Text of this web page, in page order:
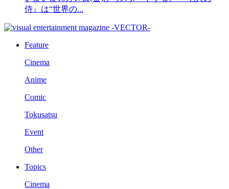
侍』は“世界の...
Feature
Cinema
Anime
Comic
Tokusatsu
Event
Other
Topics
Cinema